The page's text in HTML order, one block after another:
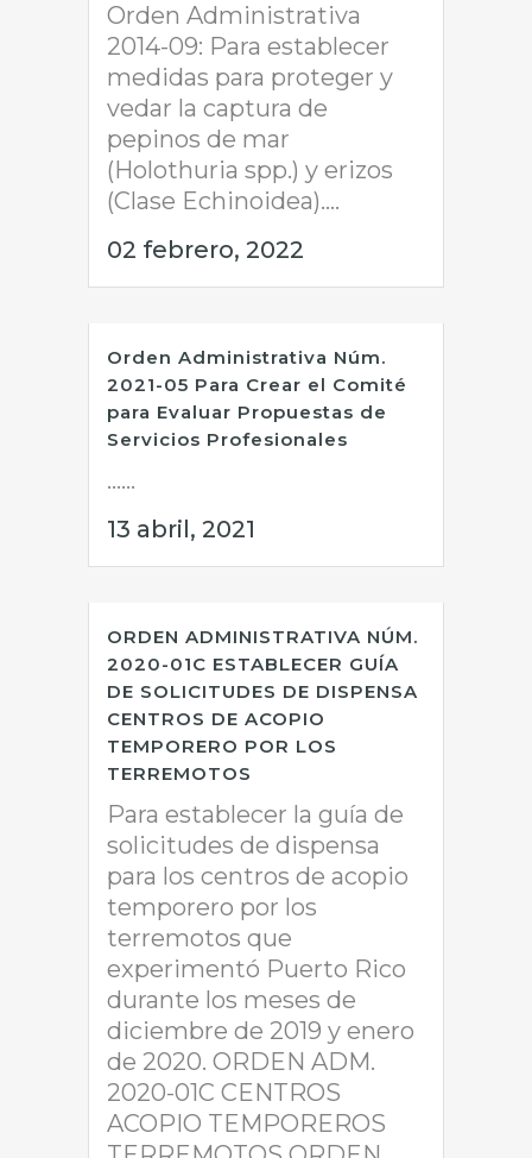
Orden Administrativa
2014-09: Para establecer
medidas para proteger y
vedar la captura de
pepinos de mar
(Holothuria spp.) y erizos
(Clase Echinoidea)....
02 febrero, 2022
Orden Administrativa Núm.
2021-05 Para Crear el Comité
para Evaluar Propuestas de
Servicios Profesionales
......
13 abril, 2021
ORDEN ADMINISTRATIVA NÚM.
2020-01C ESTABLECER GUÍA
DE SOLICITUDES DE DISPENSA
CENTROS DE ACOPIO
TEMPORERO POR LOS
TERREMOTOS
Para establecer la guía de
solicitudes de dispensa
para los centros de acopio
temporero por los
terremotos que
experimentó Puerto Rico
durante los meses de
diciembre de 2019 y enero
de 2020. ORDEN ADM.
2020-01C CENTROS
ACOPIO TEMPOREROS